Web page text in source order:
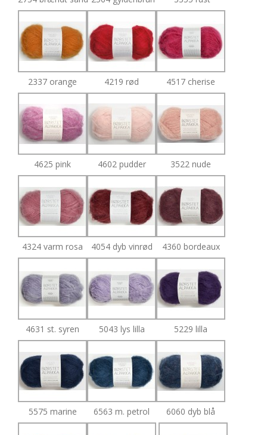
2337 orange 4219 rød 4517 cherise
4625 pink 4602 pudder 3522 nude
4324 varm rosa 4054 dyb vinrød 4360 bordeaux
4631 st. syren 5043 lys lilla 5229 lilla
5575 marine 6563 m. petrol 6060 dyb blå